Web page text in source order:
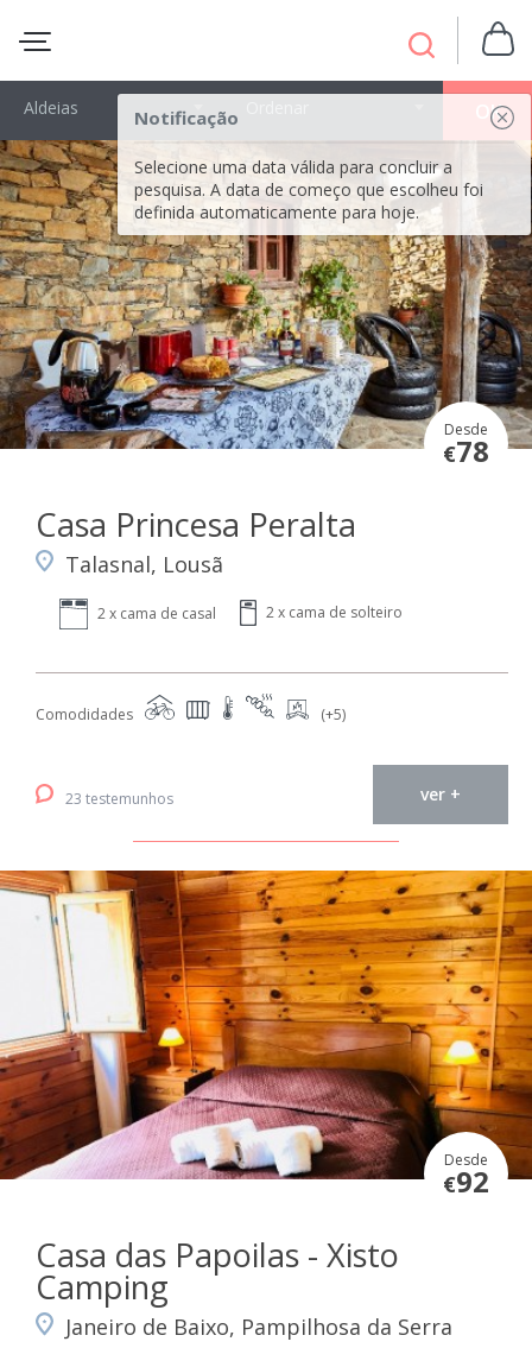
Notificação
Selecione uma data válida para concluir a
pesquisa. A data de começo que escolheu foi
definida automaticamente para hoje.
OK
Aldeias
Desde
€78
Casa Princesa Peralta
Talasnal, Lousã
2 x cama de casal 2 x cama de solteiro
Comodidades (+5)
23 testemunhos ver +
Desde
€92
Casa das Papoilas - Xisto
Camping
Janeiro de Baixo, Pampilhosa da Serra